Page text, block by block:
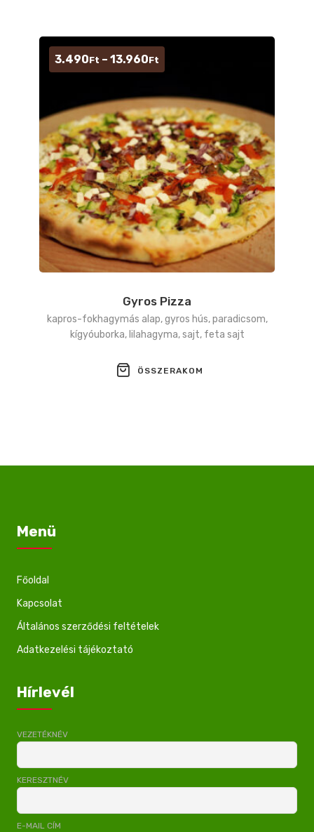
Gyros Pizza
kapros-fokhagymás alap, gyros hús, paradicsom,
kígyóuborka, lilahagyma, sajt, feta sajt
3.490Ft – 13.960Ft
3.490Ft
13.960Ft
ÖSSZERAKOM
Menü
Főoldal
Kapcsolat
Általános szerződési feltételek
Adatkezelési tájékoztató
Hírlevél
VEZETÉKNÉV
KERESZTNÉV
E-MAIL CÍM